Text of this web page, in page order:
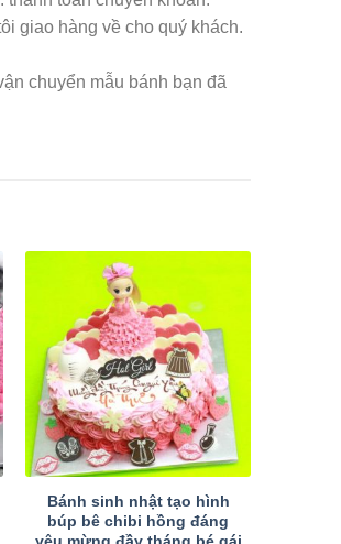
giao hàng về cho quý khách.
chuyển mẫu bánh bạn đã
Bánh sinh nhật tạo hình
búp bê chibi hồng đáng